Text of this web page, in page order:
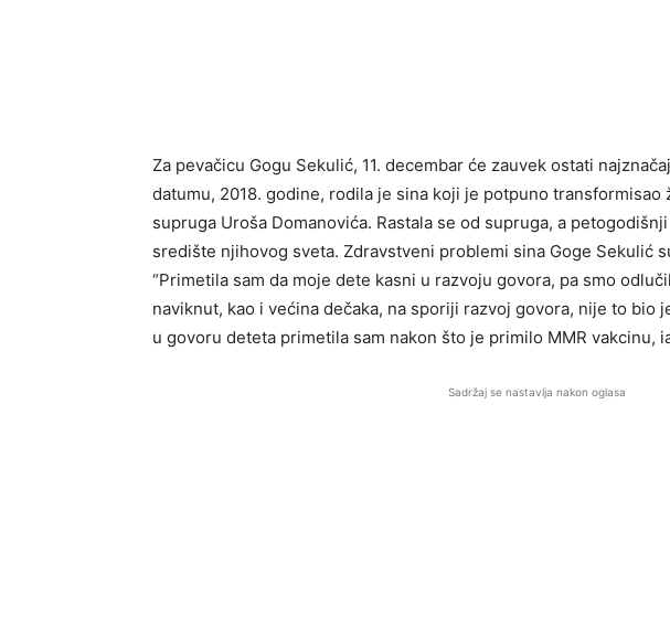
Za pevačicu Gogu Sekulić, 11. decembar će zauvek ostati
datumu, 2018. godine, rodila je sina koji je potpuno
supruga Uroša Domanovića. Rastala se od supruga, a
središte njihovog sveta. Zdravstveni problemi sina Goge Sekulić
“Primetila sam da moje dete kasni u razvoju govora, pa smo
naviknut, kao i većina dečaka, na sporiji razvoj govora, nije to bio
u govoru deteta primetila sam nakon što je primilo MMR vakcinu,
Sadržaj se nastavlja nakon oglasa